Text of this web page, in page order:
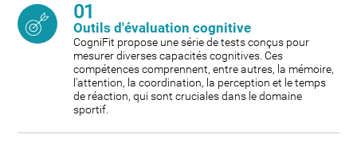
01
Outils d'évaluation cognitive
CogniFit propose une série de tests conçus pour
mesurer diverses capacités cognitives. Ces
compétences comprennent, entre autres, la mémoire,
l'attention, la coordination, la perception et le temps
de réaction, qui sont cruciales dans le domaine
sportif.